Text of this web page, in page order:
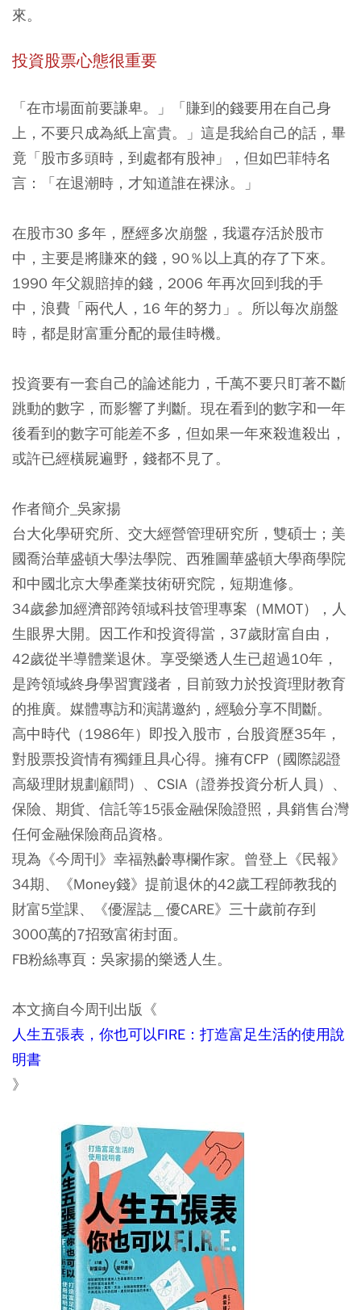
來。
投資股票心態很重要
「在市場面前要謙卑。」「賺到的錢要用在自己身
上，不要只成為紙上富貴。」這是我給自己的話，畢
竟「股市多頭時，到處都有股神」，但如巴菲特名
言：「在退潮時，才知道誰在裸泳。」
在股市30 多年，歷經多次崩盤，我還存活於股市
中，主要是將賺來的錢，90％以上真的存了下來。
1990 年父親賠掉的錢，2006 年再次回到我的手
中，浪費「兩代人，16 年的努力」。所以每次崩盤
時，都是財富重分配的最佳時機。
投資要有一套自己的論述能力，千萬不要只盯著不斷
跳動的數字，而影響了判斷。現在看到的數字和一年
後看到的數字可能差不多，但如果一年來殺進殺出，
或許已經橫屍遍野，錢都不見了。
作者簡介_吳家揚
台大化學研究所、交大經營管理研究所，雙碩士；美
國喬治華盛頓大學法學院、西雅圖華盛頓大學商學院
和中國北京大學產業技術研究院，短期進修。
34歲參加經濟部跨領域科技管理專案（MMOT），人
生眼界大開。因工作和投資得當，37歲財富自由，
42歲從半導體業退休。享受樂透人生已超過10年，
是跨領域終身學習實踐者，目前致力於投資理財教育
的推廣。媒體專訪和演講邀約，經驗分享不間斷。
高中時代（1986年）即投入股市，台股資歷35年，
對股票投資情有獨鍾且具心得。擁有CFP（國際認證
高級理財規劃顧問）、CSIA（證券投資分析人員）、
保險、期貨、信託等15張金融保險證照，具銷售台灣
任何金融保險商品資格。
現為《今周刊》幸福熟齡專欄作家。曾登上《民報》
34期、《Money錢》提前退休的42歲工程師教我的
財富5堂課、《優渥誌＿優CARE》三十歲前存到
3000萬的7招致富術封面。
FB粉絲專頁：吳家揚的樂透人生。
本文摘自今周刊出版《
人生五張表，你也可以FIRE：打造富足生活的使用說
明書
》